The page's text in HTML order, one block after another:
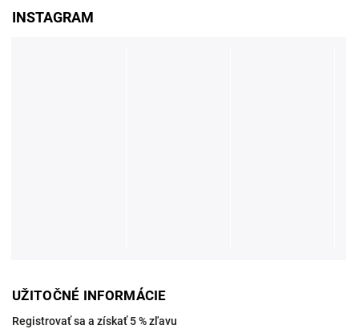
UŽITOČNÉ INFORMÁCIE
Registrovať sa a získať 5 % zľavu
INSTAGRAM